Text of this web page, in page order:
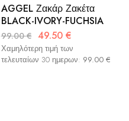
AGGEL Ζακάρ Ζακέτα
BLACK-IVORY-FUCHSIA
99.00€ 49.50 €
Χαμηλότερη τιμή των
τελευταίων 30 ημερων: 99.00 €